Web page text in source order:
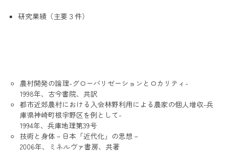
研究業績（主要３件）
農村開発の論理-グローバリゼーションとロカリティ-
1998年、古今書院、共訳
都市近郊農村における入会林野利用による農家の個人増収-兵
庫県神崎町根宇野区を例として-
1994年、兵庫地理第39号
技術と身体－日本「近代化」の思想－
2006年、ミネルヴァ書房、共著